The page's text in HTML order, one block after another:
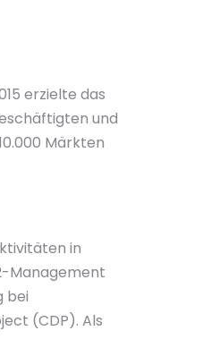
erzielte das
und
Märkten
in
Management
bei
(CDP). Als